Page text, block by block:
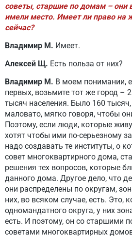
советы, старшие по домам – они
имели место. Имеет ли право на
сейчас?
Владимир М. Имеет.
Алексей Щ. Есть польза от них?
Владимир М. В моем понимании,
первых, возьмите тот же город –
тысяч населения. Было 160
маловато, мягко говоря, чтобы
Поэтому, если люди, которые
хотят чтобы ими по-серьезному
надо создавать те институты, о
совет многоквартирного дома,
решения тех вопросов, которые
данного дома. Другое дело, что
они распределены по округам,
них, во всяком случае, есть. Это,
одномандатного округа, у них
есть. И поэтому, он со старшими
советами многоквартирных